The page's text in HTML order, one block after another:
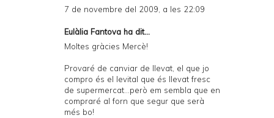
7 de novembre del 2009, a les 22:09
Eulàlia Fantova ha dit...
Moltes gràcies Mercè!
Provaré de canviar de llevat, el que jo
compro és el levital que és llevat fresc
de supermercat...però em sembla que en
compraré al forn que segur que serà
més bo!